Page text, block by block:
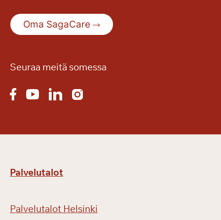
Oma SagaCare
Seuraa meitä somessa
Palvelutalot
Palvelutalot Helsinki